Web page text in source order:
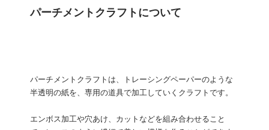
パーチメントクラフトについて
パーチメントクラフトは、トレーシングペーパーのような
半透明の紙を、専用の道具で加工していくクラフトです。
エンボス加工や穴あけ、カットなどを組み合わせること